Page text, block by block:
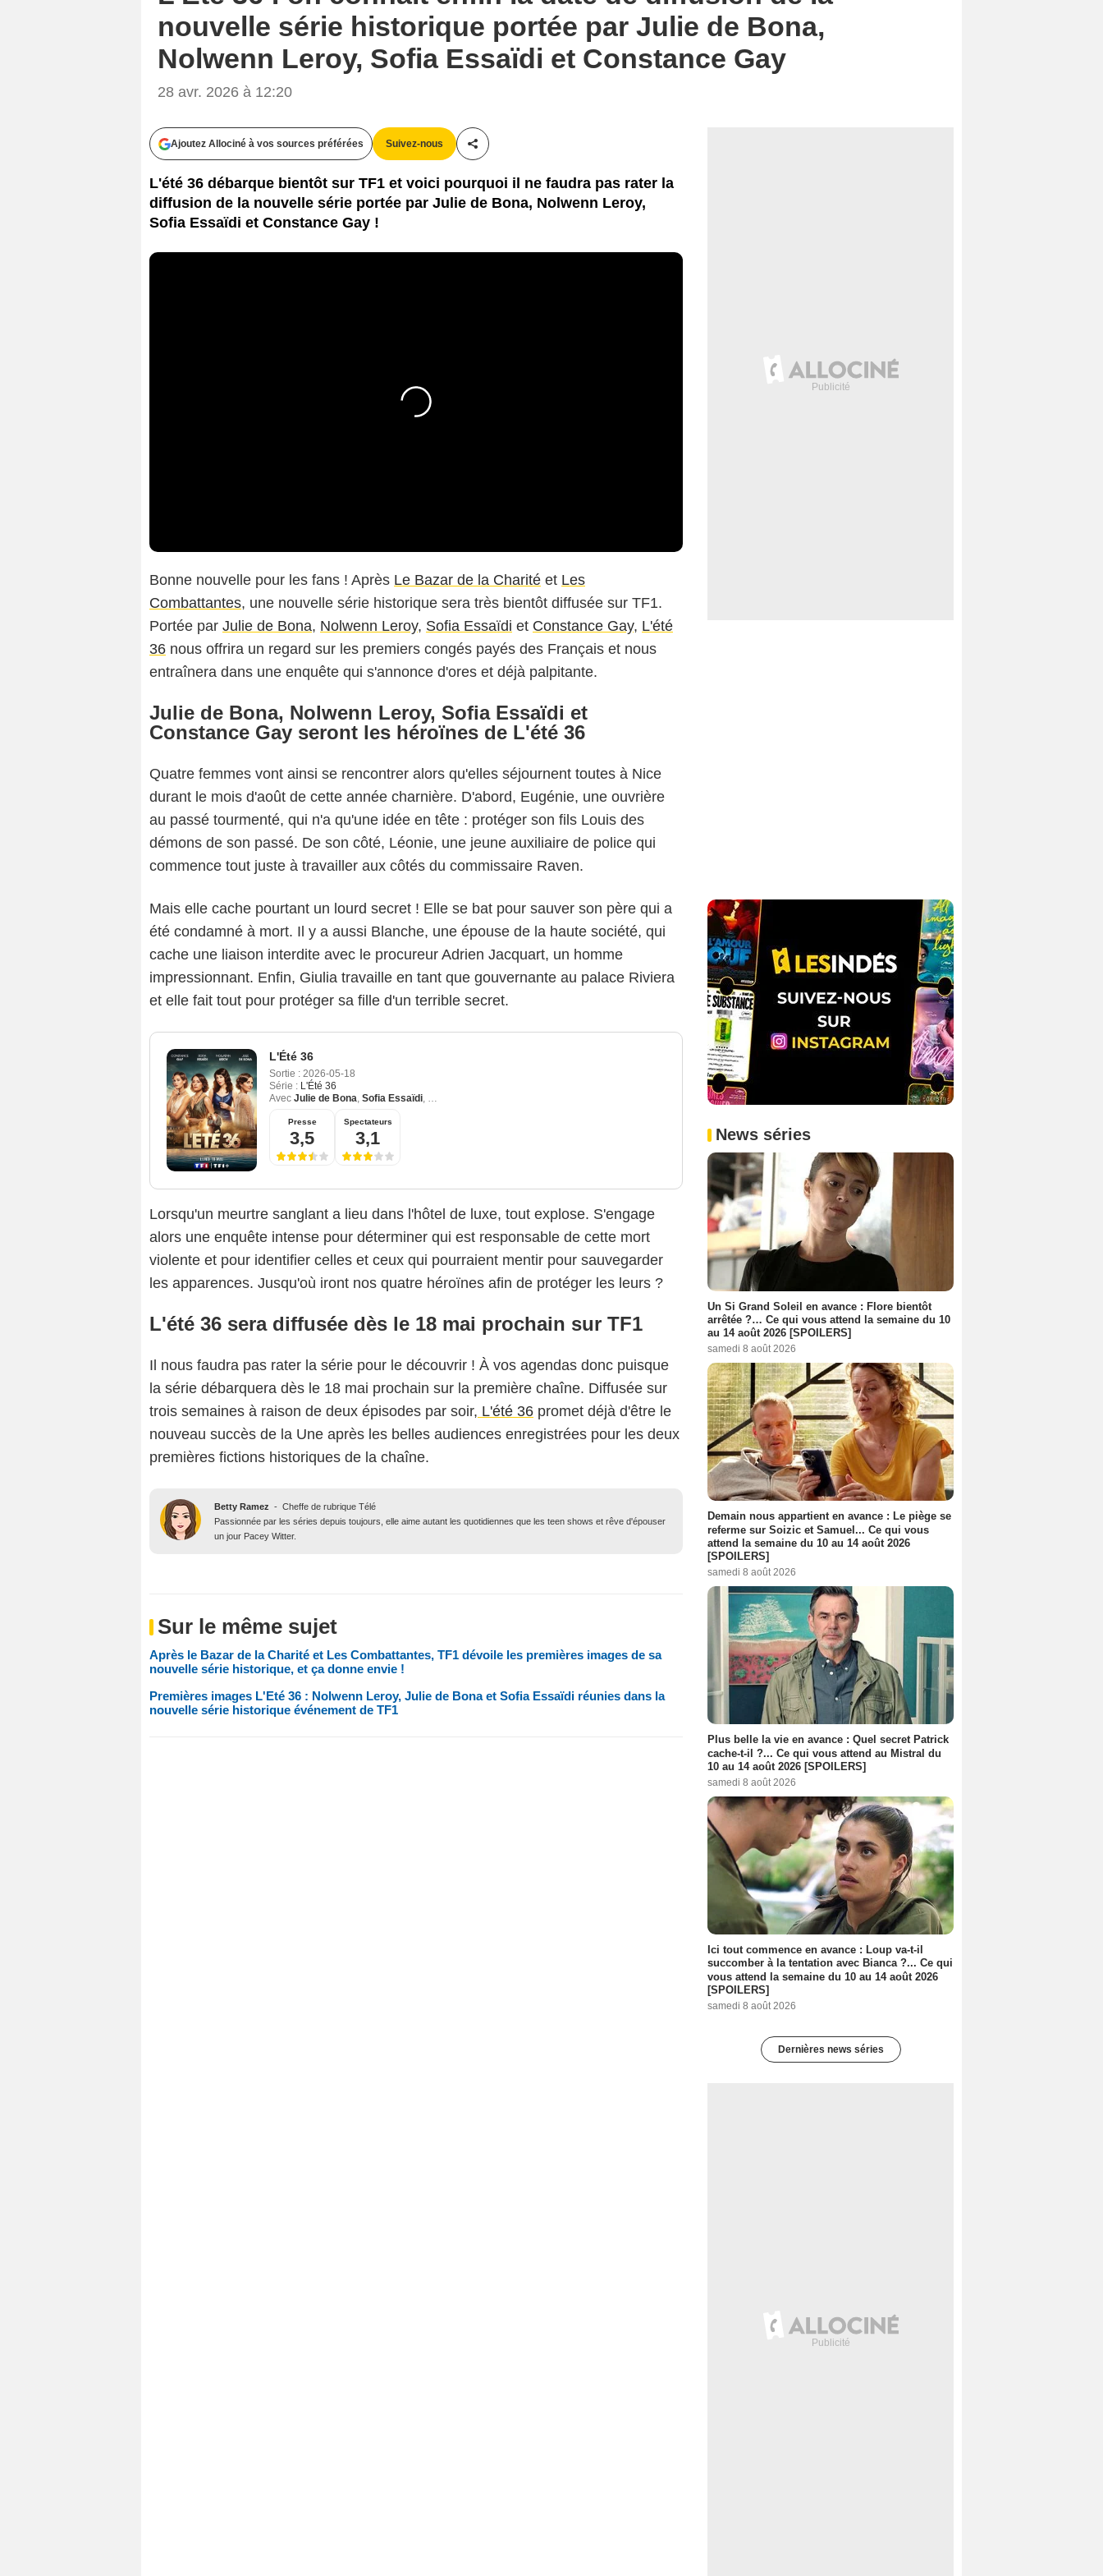
nouvelle série historique portée par Julie de Bona,
Nolwenn Leroy, Sofia Essaïdi et Constance Gay
28 avr. 2026 à 12:20
Ajoutez Allociné à vos sources préférées Suivez-nous
Partager cet article
L'été 36 débarque bientôt sur TF1 et voici pourquoi il ne faudra pas rater la
diffusion de la nouvelle série portée par Julie de Bona, Nolwenn Leroy,
Sofia Essaïdi et Constance Gay !
Bonne nouvelle pour les fans ! Après Le Bazar de la Charité et Les
Combattantes, une nouvelle série historique sera très bientôt diffusée sur TF1.
Portée par Julie de Bona, Nolwenn Leroy, Sofia Essaïdi et Constance Gay, L'été
36 nous offrira un regard sur les premiers congés payés des Français et nous
entraînera dans une enquête qui s'annonce d'ores et déjà palpitante.
Julie de Bona, Nolwenn Leroy, Sofia Essaïdi et
Constance Gay seront les héroïnes de L'été 36
Quatre femmes vont ainsi se rencontrer alors qu'elles séjournent toutes à Nice
durant le mois d'août de cette année charnière. D'abord, Eugénie, une ouvrière
au passé tourmenté, qui n'a qu'une idée en tête : protéger son fils Louis des
démons de son passé. De son côté, Léonie, une jeune auxiliaire de police qui
commence tout juste à travailler aux côtés du commissaire Raven.
Mais elle cache pourtant un lourd secret ! Elle se bat pour sauver son père qui a
été condamné à mort. Il y a aussi Blanche, une épouse de la haute société, qui
cache une liaison interdite avec le procureur Adrien Jacquart, un homme
impressionnant. Enfin, Giulia travaille en tant que gouvernante au palace Riviera
et elle fait tout pour protéger sa fille d'un terrible secret.
L'Été 36
Sortie : 2026-05-18
Série : L'Été 36
Avec Julie de Bona, Sofia Essaïdi, Nolwenn Leroy
Presse
3,5
Spectateurs
3,1
Lorsqu'un meurtre sanglant a lieu dans l'hôtel de luxe, tout explose. S'engage
alors une enquête intense pour déterminer qui est responsable de cette mort
violente et pour identifier celles et ceux qui pourraient mentir pour sauvegarder
les apparences. Jusqu'où iront nos quatre héroïnes afin de protéger les leurs ?
L'été 36 sera diffusée dès le 18 mai prochain sur TF1
Il nous faudra pas rater la série pour le découvrir ! À vos agendas donc puisque
la série débarquera dès le 18 mai prochain sur la première chaîne. Diffusée sur
trois semaines à raison de deux épisodes par soir, L'été 36 promet déjà d'être le
nouveau succès de la Une après les belles audiences enregistrées pour les deux
premières fictions historiques de la chaîne.
Betty Ramez - Cheffe de rubrique Télé
Passionnée par les séries depuis toujours, elle aime autant les quotidiennes que les teen shows et rêve d'épouser
un jour Pacey Witter.
Sur le même sujet
Après le Bazar de la Charité et Les Combattantes, TF1 dévoile les premières images de sa
nouvelle série historique, et ça donne envie !
Premières images L'Eté 36 : Nolwenn Leroy, Julie de Bona et Sofia Essaïdi réunies dans la
nouvelle série historique événement de TF1
News séries
Un Si Grand Soleil en avance : Flore bientôt
arrêtée ?… Ce qui vous attend la semaine du 10
au 14 août 2026 [SPOILERS]
samedi 8 août 2026
Demain nous appartient en avance : Le piège se
referme sur Soizic et Samuel... Ce qui vous
attend la semaine du 10 au 14 août 2026
[SPOILERS]
samedi 8 août 2026
Plus belle la vie en avance : Quel secret Patrick
cache-t-il ?... Ce qui vous attend au Mistral du
10 au 14 août 2026 [SPOILERS]
samedi 8 août 2026
Ici tout commence en avance : Loup va-t-il
succomber à la tentation avec Bianca ?... Ce qui
vous attend la semaine du 10 au 14 août 2026
[SPOILERS]
samedi 8 août 2026
Dernières news séries